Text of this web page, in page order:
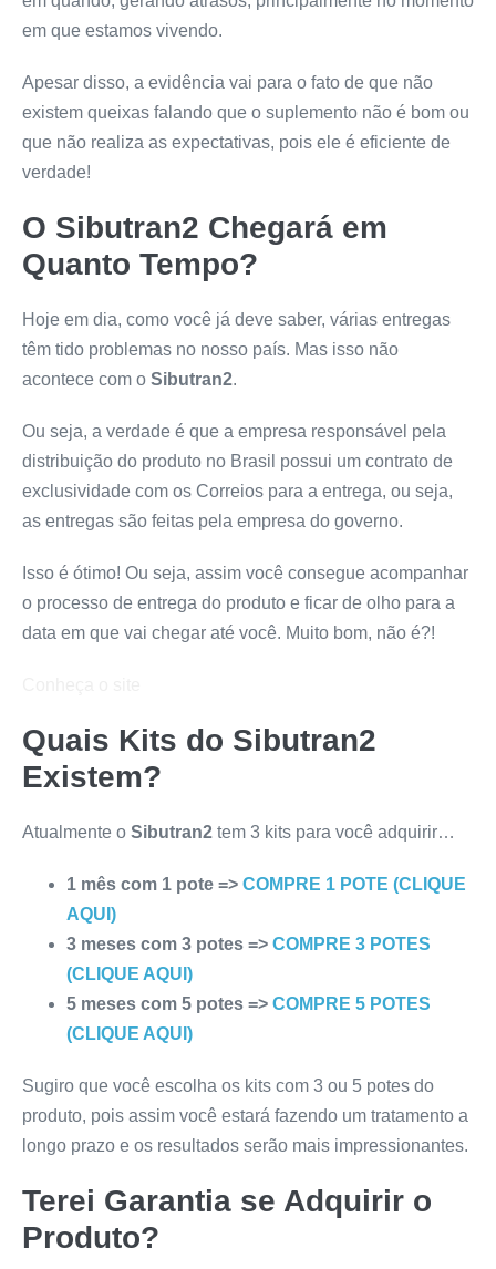
em que estamos vivendo.
Apesar disso, a evidência vai para o fato de que não
existem queixas falando que o suplemento não é bom ou
que não realiza as expectativas, pois ele é eficiente de
verdade!
O Sibutran2 Chegará em
Quanto Tempo?
Hoje em dia, como você já deve saber, várias entregas
têm tido problemas no nosso país. Mas isso não
acontece com o Sibutran2.
Ou seja, a verdade é que a empresa responsável pela
distribuição do produto no Brasil possui um contrato de
exclusividade com os Correios para a entrega, ou seja,
as entregas são feitas pela empresa do governo.
Isso é ótimo! Ou seja, assim você consegue acompanhar
o processo de entrega do produto e ficar de olho para a
data em que vai chegar até você. Muito bom, não é?!
Quais Kits do Sibutran2
Existem?
Atualmente o Sibutran2 tem 3 kits para você adquirir…
1 mês com 1 pote => COMPRE 1 POTE (CLIQUE
AQUI)
3 meses com 3 potes => COMPRE 3 POTES
(CLIQUE AQUI)
5 meses com 5 potes => COMPRE 5 POTES
(CLIQUE AQUI)
Sugiro que você escolha os kits com 3 ou 5 potes do
produto, pois assim você estará fazendo um tratamento a
longo prazo e os resultados serão mais impressionantes.
Terei Garantia se Adquirir o
Produto?